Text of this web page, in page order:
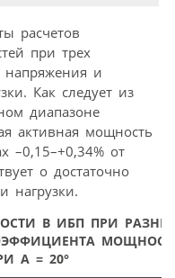
расчетов
при трех
напряжения и
Как следует из
диапазоне
активная мощность
–0,15–+0,34% от
о достаточно
нагрузки.
В ИБП ПРИ
Α = 20°